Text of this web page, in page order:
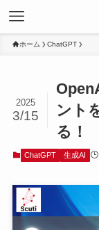
ホーム ChatGPT
ント
る！
2025
3/15
ChatGPT 生成AI